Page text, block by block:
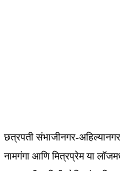
छत्रपती संभाजीनगर-अहिल्यानगर
नामगंगा आणि मित्रप्रेम या